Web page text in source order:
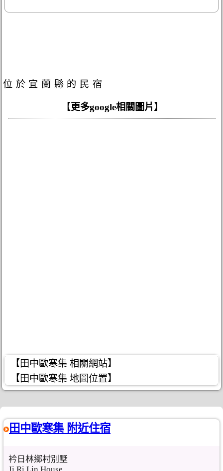
位於宜蘭縣的民宿
【更多google相關圖片】
【田中歐寒集 相關網站】
【田中歐寒集 地圖位置】
田中歐寒集 附近住宿
衿日林鄉村別墅